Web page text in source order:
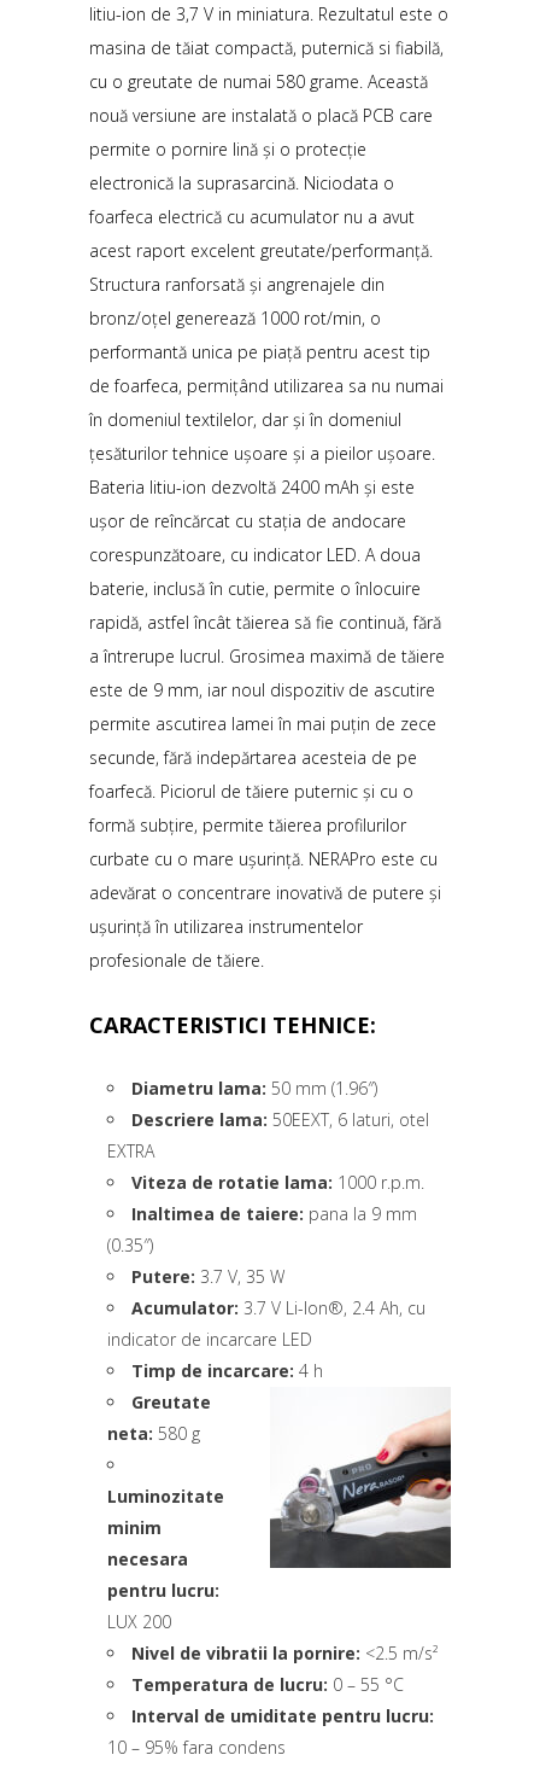
litiu-ion de 3,7 V in miniatura. Rezultatul este o
masina de tăiat compactă, puternică si fiabilă,
cu o greutate de numai 580 grame. Această
nouă versiune are instalată o placă PCB care
permite o pornire lină și o protecție
electronică la suprasarcină. Niciodata o
foarfeca electrică cu acumulator nu a avut
acest raport excelent greutate/performanță.
Structura ranforsată și angrenajele din
bronz/oțel generează 1000 rot/min, o
performantă unica pe piață pentru acest tip
de foarfeca, permițând utilizarea sa nu numai
în domeniul textilelor, dar și în domeniul
țesăturilor tehnice ușoare și a pieilor ușoare.
Bateria litiu-ion dezvoltă 2400 mAh și este
ușor de reîncărcat cu stația de andocare
corespunzătoare, cu indicator LED. A doua
baterie, inclusă în cutie, permite o înlocuire
rapidă, astfel încât tăierea să fie continuă, fără
a întrerupe lucrul. Grosimea maximă de tăiere
este de 9 mm, iar noul dispozitiv de ascutire
permite ascutirea lamei în mai puțin de zece
secunde, fără indepărtarea acesteia de pe
foarfecă. Piciorul de tăiere puternic și cu o
formă subțire, permite tăierea profilurilor
curbate cu o mare ușurință. NERAPro este cu
adevărat o concentrare inovativă de putere și
ușurință în utilizarea instrumentelor
profesionale de tăiere.
CARACTERISTICI TEHNICE:
Diametru lama: 50 mm (1.96″)
Descriere lama: 50EEXT, 6 laturi, otel
EXTRA
Viteza de rotatie lama: 1000 r.p.m.
Inaltimea de taiere: pana la 9 mm
(0.35″)
Putere: 3.7 V, 35 W
Acumulator: 3.7 V Li-Ion®, 2.4 Ah, cu
indicator de incarcare LED
Timp de incarcare: 4 h
Greutate
neta: 580 g
Luminozitate
minim
necesara
pentru lucru:
LUX 200
Nivel de vibratii la pornire: <2.5 m/s²
Temperatura de lucru: 0 – 55 °C
Interval de umiditate pentru lucru:
10 – 95% fara condens